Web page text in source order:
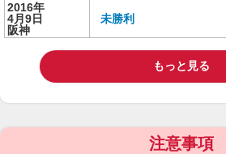
2016年
4月9日
阪神
未勝利
もっと見る
注意事項